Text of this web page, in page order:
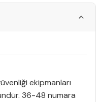
ekipmanları
36-48 numara